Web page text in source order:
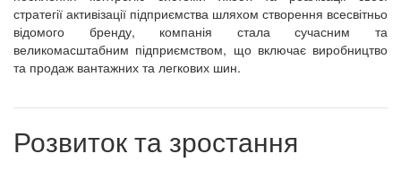
стратегії активізації підприємства шляхом створення всесвітньо
відомого бренду, компанія стала сучасним та
великомасштабним підприємством, що включає виробництво
та продаж вантажних та легкових шин.
Розвиток та зростання